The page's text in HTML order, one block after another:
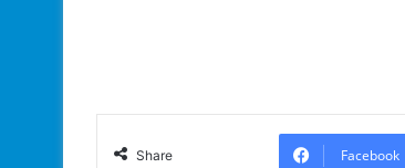
Share Facebook